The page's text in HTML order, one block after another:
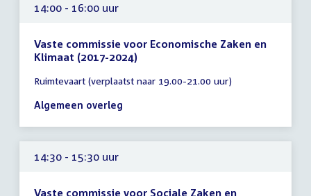
14:00 - 16:00 uur
Vaste commissie voor Economische Zaken en
Klimaat (2017-2024)
vergadering
14:00
16:00
uur
Ruimtevaart (verplaatst naar 19.00-21.00 uur)
Algemeen overleg
14:30 - 15:30 uur
Vaste commissie voor Sociale Zaken en